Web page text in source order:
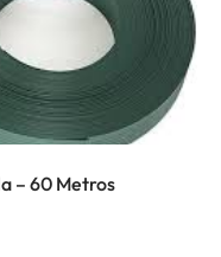
– 60 Metros